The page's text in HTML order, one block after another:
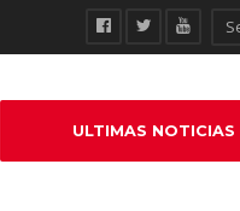
ULTIMAS NOTICIAS